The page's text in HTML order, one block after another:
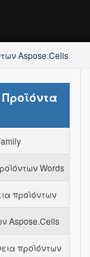
Aspose.Cells
Προϊόντα
Words
προϊόντων
Aspose.Cells
προϊόντων